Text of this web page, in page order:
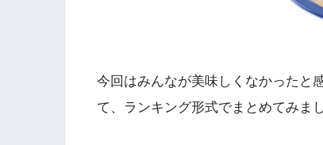
今回はみんなが美味しくなかったと
て、ランキング形式でまとめてみまし